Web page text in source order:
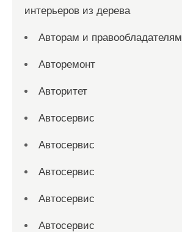
интерьеров из дерева
Авторам и правообладателям
Авторемонт
Авторитет
Автосервис
Автосервис
Автосервис
Автосервис
Автосервис